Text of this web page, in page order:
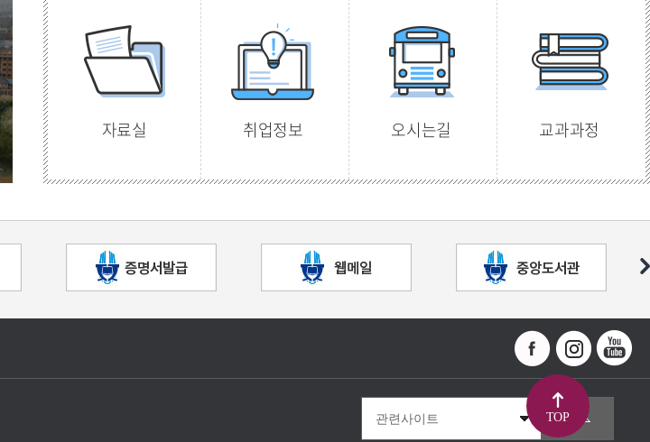
2026.08.31 ~
자료실 취업정보 오시는길 교과과정
TOP